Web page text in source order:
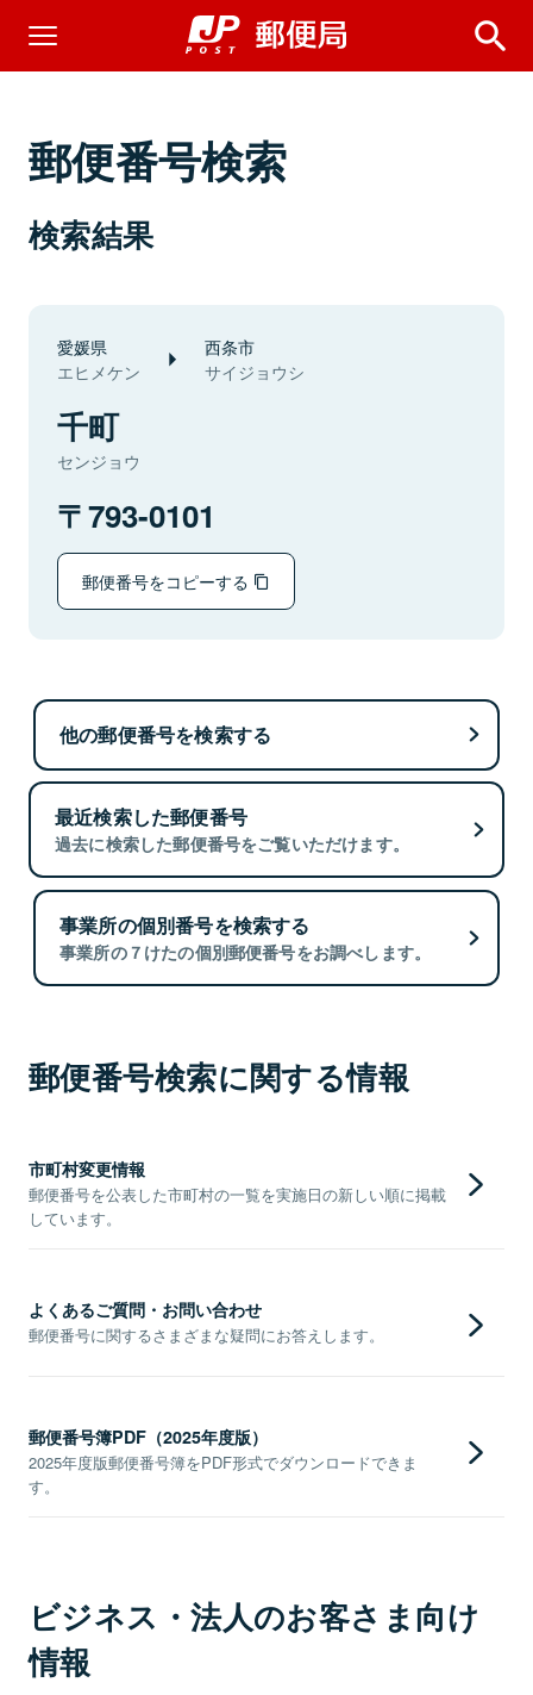
郵便番号検索
検索結果
愛媛県
エヒメケン
西条市
サイジョウシ
千町
センジョウ
793-0101
郵便番号をコピーする
他の郵便番号を検索する
最近検索した郵便番号
過去に検索した郵便番号をご覧いただけます。
事業所の個別番号を検索する
事業所の７けたの個別郵便番号をお調べします。
郵便番号検索に関する情報
市町村変更情報
郵便番号を公表した市町村の一覧を実施日の新しい順に掲載
しています。
よくあるご質問・お問い合わせ
郵便番号に関するさまざまな疑問にお答えします。
郵便番号簿PDF（2025年度版）
2025年度版郵便番号簿をPDF形式でダウンロードできま
す。
ビジネス・法人のお客さま向け
情報